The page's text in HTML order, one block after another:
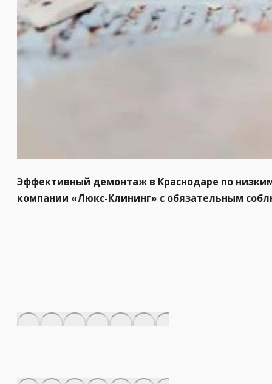
Эффективный демонтаж в Краснодаре по
компании «Люкс-Клининг» с обязательным